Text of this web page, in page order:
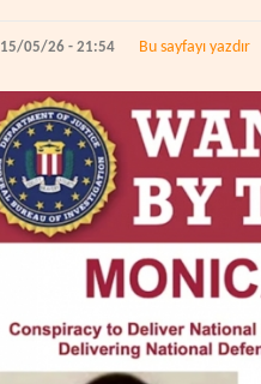
15/05/26 - 21:54 Bu sayfayı yazdır